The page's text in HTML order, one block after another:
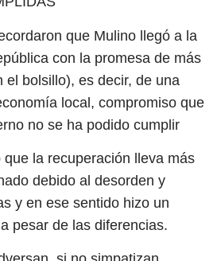
que Mulino llegó a la
con la promesa de más
el bolsillo), es decir, de una
local, compromiso que
no se ha podido cumplir
la recuperación lleva más
debido al desorden y
y en ese sentido hizo un
pesar de las diferencias.